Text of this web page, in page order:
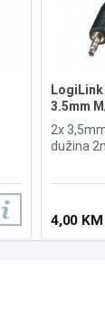
3.5mm
2x
dužina
4,00 KM